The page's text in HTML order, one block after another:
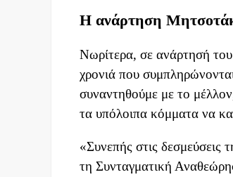
Η ανάρτηση
Νωρίτερα, σε ανάρτησή
χρονιά που
συναντηθούμε με το
τα υπόλοιπα κόμματα να
«Συνεπής στις
τη Συνταγματική